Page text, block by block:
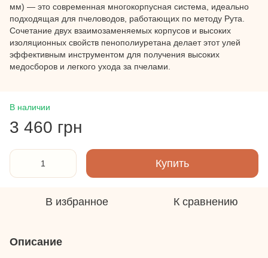
мм) — это современная многокорпусная система, идеально
подходящая для пчеловодов, работающих по методу Рута.
Сочетание двух взаимозаменяемых корпусов и высоких
изоляционных свойств пенополиуретана делает этот улей
эффективным инструментом для получения высоких
медосборов и легкого ухода за пчелами.
В наличии
3 460 грн
Купить
В избранное К сравнению
Описание